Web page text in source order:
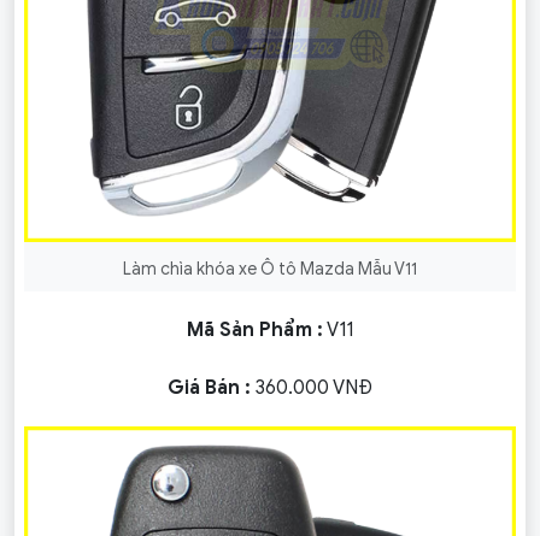
Làm chìa khóa xe Ô tô Mazda Mẫu V11
Mã Sản Phẩm : V11
Giá Bán : 360.000 VNĐ